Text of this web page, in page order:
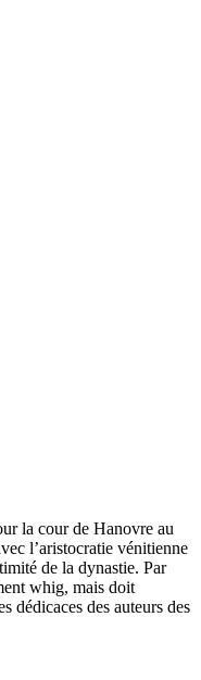
la cour de Hanovre au
l’aristocratie vénitienne
de la dynastie. Par
whig, mais doit
dédicaces des auteurs des